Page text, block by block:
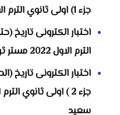
جزء 1) اولى ثانوي الترم الاول 2022 مستر ثروت خليفة سعيد
اختبار الكترونى تاريخ
الترم الاول 2022 مستر ثروت خليفة سعيد
اختبار الكترونى تاريخ
سعيد